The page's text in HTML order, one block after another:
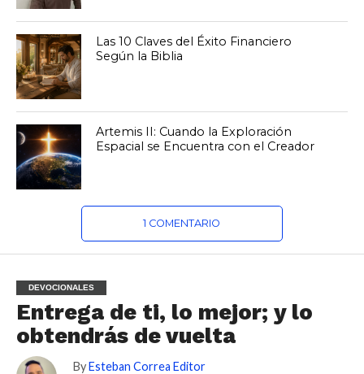
Las 10 Claves del Éxito Financiero
Según la Biblia
Artemis II: Cuando la Exploración
Espacial se Encuentra con el Creador
1 COMENTARIO
DEVOCIONALES
Entrega de ti, lo mejor; y lo
obtendrás de vuelta
By Esteban Correa Editor